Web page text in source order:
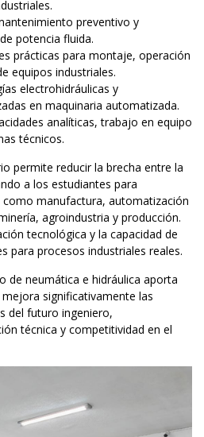
preventivo y
potencia fluida.
prácticas para montaje, operación
equipos industriales.
electrohidráulicas y
en maquinaria automatizada.
analíticas, trabajo en equipo
técnicos.
permite reducir la brecha entre la
a los estudiantes para
manufactura, automatización
agroindustria y producción.
tecnológica y la capacidad de
para procesos industriales reales.
de neumática e hidráulica aporta
significativamente las
del futuro ingeniero,
técnica y competitividad en el